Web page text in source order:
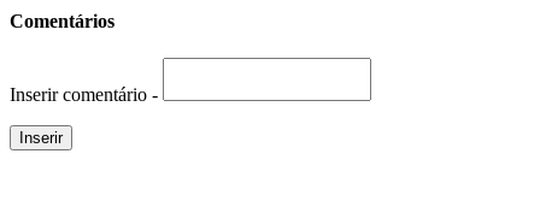
Comentários
Inserir comentário -